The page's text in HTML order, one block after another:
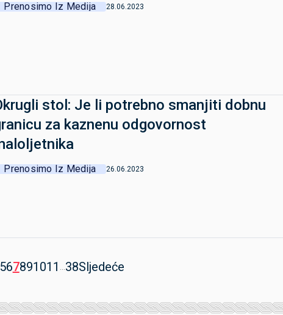
Prenosimo Iz Medija 28.06.2023
stol: Je li potrebno smanjiti dobnu
za kaznenu odgovornost
Prenosimo Iz Medija 26.06.2023
67891011 38Sljedeće